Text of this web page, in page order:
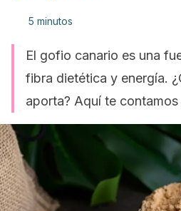
5 minutos
El gofio canario es una
fibra dietética y energía.
aporta? Aquí te